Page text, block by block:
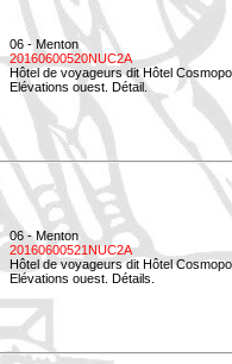
06 - Menton
20160600520NUC2A
Hôtel de voyageurs dit Hôtel
Elévations ouest. Détail.
06 - Menton
20160600521NUC2A
Hôtel de voyageurs dit Hôtel
Elévations ouest. Détails.